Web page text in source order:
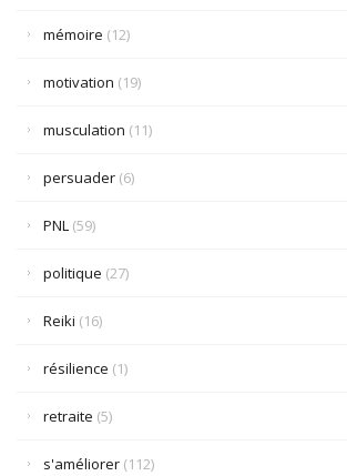
mémoire (12)
motivation (19)
musculation (11)
persuader (6)
PNL (59)
politique (27)
Reiki (16)
résilience (1)
retraite (5)
s'améliorer (112)